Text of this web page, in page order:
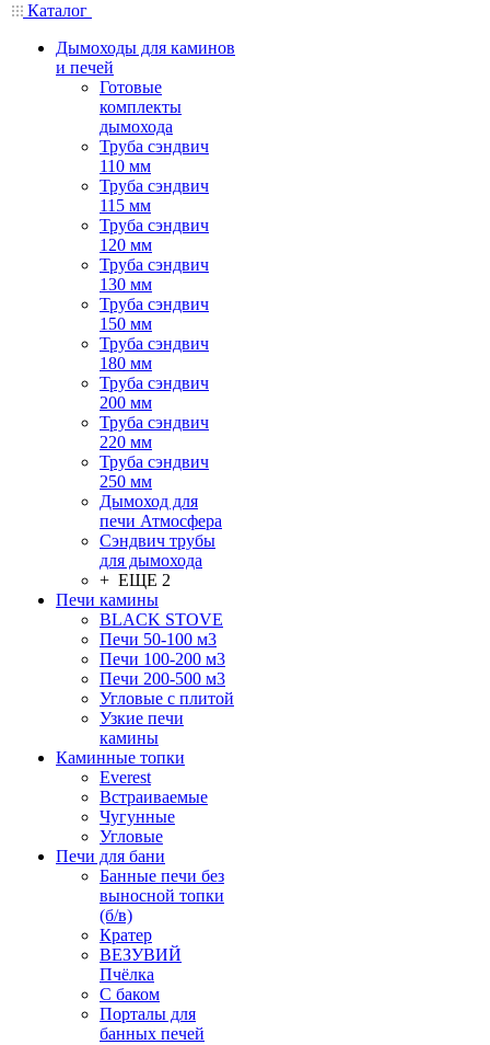
Каталог
Дымоходы для каминов
и печей
Готовые
комплекты
дымохода
Труба сэндвич
110 мм
Труба сэндвич
115 мм
Труба сэндвич
120 мм
Труба сэндвич
130 мм
Труба сэндвич
150 мм
Труба сэндвич
180 мм
Труба сэндвич
200 мм
Труба сэндвич
220 мм
Труба сэндвич
250 мм
Дымоход для
печи Атмосфера
Сэндвич трубы
для дымохода
+ ЕЩЕ 2
Печи камины
BLACK STOVE
Печи 50-100 м3
Печи 100-200 м3
Печи 200-500 м3
Угловые с плитой
Узкие печи
камины
Каминные топки
Everest
Встраиваемые
Чугунные
Угловые
Печи для бани
Банные печи без
выносной топки
(б/в)
Кратер
ВЕЗУВИЙ
Пчёлка
С баком
Порталы для
банных печей